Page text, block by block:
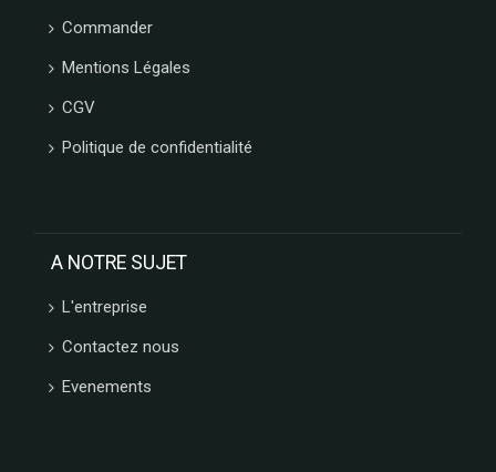
Commander
Mentions Légales
CGV
Politique de confidentialité
A NOTRE SUJET
L'entreprise
Contactez nous
Evenements